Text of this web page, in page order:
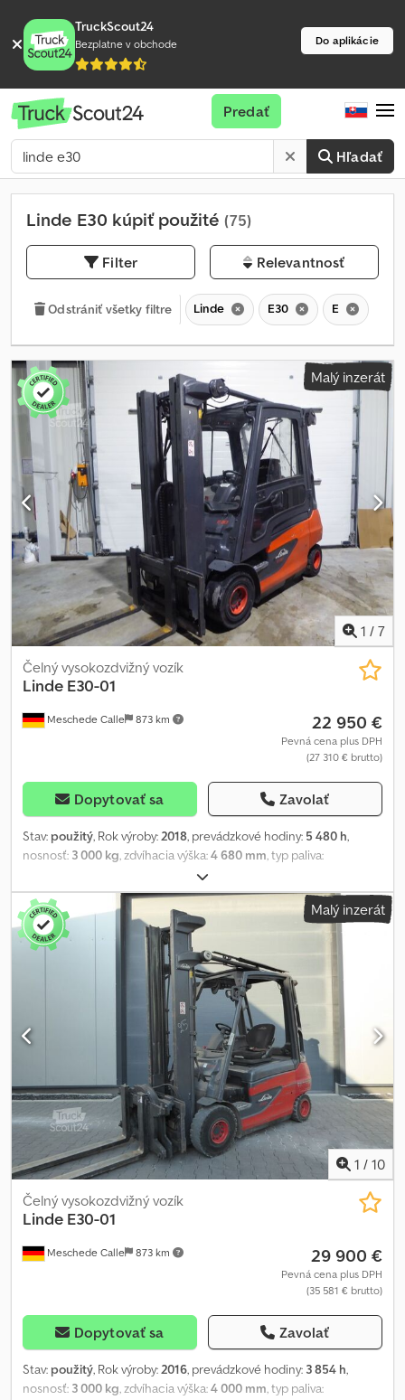
TruckScout24
Bezplatne v obchode Do aplikácie
Hľadať
Predať
Linde E30 kúpiť použité (75)
Filter Relevantnosť
Odstrániť všetky filtre Linde E30 E
Malý inzerát
1 / 7
Meschede Calle 873 km
Čelný vysokozdvižný vozík
Linde E30-01
22 950 €
Pevná cena plus DPH
(27 310 € brutto)
Dopytovať sa Zavolať
Stav: použitý, Rok výroby:2018, prevádzkové hodiny: 5 480 h,
nosnosť: 3 000 kg, zdvíhacia výška:4 680 mm, typ paliva:
, stavebná výška:
pneumatík:40 percento, farba:iný, Príslušenstvo: bočný posuv,
špeciálna výbava: 3. ventil, pracovné svetlo vzadu, pracovné svetlo
vpredu, kúrenie, úplne uzavretá kabína, plný zdvih bez zmeny výšky
rámu (plný voľný zdvih). Csdpfsq Um Etex Anmoha
Malý inzerát
1 / 10
Meschede Calle 873 km
Čelný vysokozdvižný vozík
Linde E30-01
29 900 €
Pevná cena plus DPH
(35 581 € brutto)
Dopytovať sa Zavolať
Stav: použitý, Rok výroby: 2016, prevádzkové hodiny: 3 854 h,
nosnosť: 3 000 kg , zdvíhacia výška:4 000 mm , typ paliva: